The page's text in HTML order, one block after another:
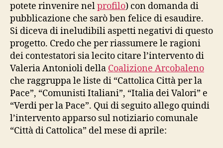
potete rinvenire nelprofilo) con domanda di
pubblicazione che sarò ben felice di esaudire.
Si diceva di ineludibili aspetti negativi di questo
progetto. Credo che per riassumere le ragioni
dei contestatori sia lecito citare l’intervento di
Valeria Antonioli della Coalizione Arcobaleno
che raggruppa le liste di “Cattolica Città per la
Pace”, “Comunisti Italiani”, “Italia dei Valori” e
“Verdi per la Pace”. Qui di seguito allego quindi
l’intervento apparso sul notiziario comunale
“Città di Cattolica” del mese di aprile: